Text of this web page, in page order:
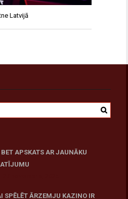
Latvijā
BET APSKATS AR JAUNĀKU
SPĒLĒT ĀRZEMJU KAZINO IR